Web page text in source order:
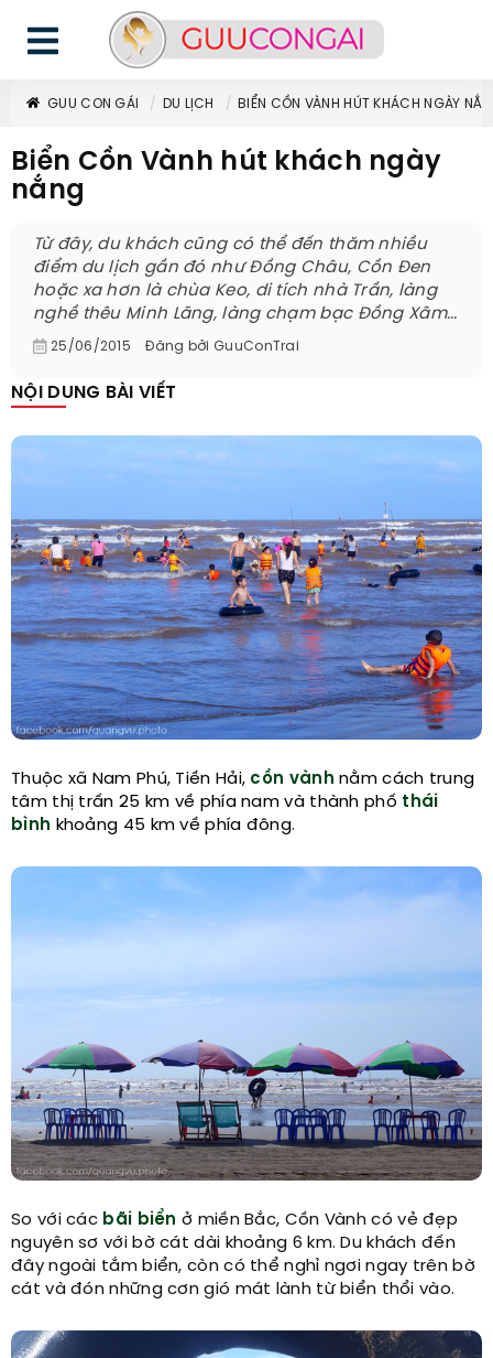
GUU CON GÁI DU LỊCH BIỂN CỒN VÀNH HÚT KHÁCH NGÀY
Biển Cồn Vành hút khách ngày
nắng
Từ đây, du khách cũng có thể đến thăm nhiều
điểm du lịch gần đó như Đồng Châu, Cồn Đen
hoặc xa hơn là chùa Keo, di tích nhà Trần, làng
nghề thêu Minh Lãng, làng chạm bạc Đồng Xâm...
25/06/2015 Đăng bởi GuuConTrai
NỘI DUNG BÀI VIẾT
Thuộc xã Nam Phú, Tiền Hải, cồn vành nằm cách trung
tâm thị trấn 25 km về phía nam và thành phố thái
bình khoảng 45 km về phía đông.
So với các bãi biển ở miền Bắc, Cồn Vành có vẻ đẹp
nguyên sơ với bờ cát dài khoảng 6 km. Du khách đến
đây ngoài tắm biển, còn có thể nghỉ ngơi ngay trên bờ
cát và đón những cơn gió mát lành từ biển thổi vào.